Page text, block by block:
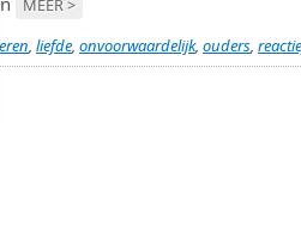
MEER >
, liefde, onvoorwaardelijk, ouders,